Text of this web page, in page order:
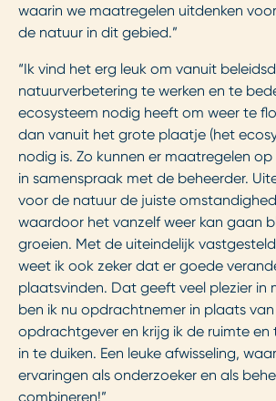
waarin we maatregelen uitdenken
de natuur in dit gebied.”
“Ik vind het erg leuk om vanuit
natuurverbetering te werken en te
ecosysteem nodig heeft om weer te
dan vanuit het grote plaatje (het
nodig is. Zo kunnen er maatregelen
in samenspraak met de beheerder.
voor de natuur de juiste
waardoor het vanzelf weer kan gaan
groeien. Met de uiteindelijk
weet ik ook zeker dat er goede
plaatsvinden. Dat geeft veel plezier in
ben ik nu opdrachtnemer in plaats
opdrachtgever en krijg ik de ruimte
in te duiken. Een leuke afwisseling,
ervaringen als onderzoeker en als
combineren!”